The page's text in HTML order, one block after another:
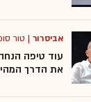
אביסרור| טור
עוד טיפה
את הדרך